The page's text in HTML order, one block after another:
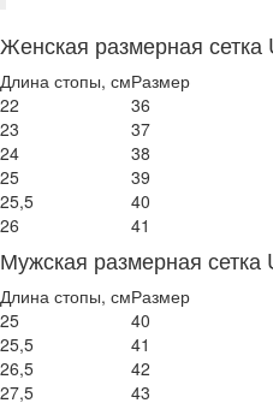
Женская размерная сетка
Длина стопы, смРазмер
22
36
23
37
24
38
25
39
25,5
40
26
41
Мужская размерная сетка
Длина стопы, смРазмер
25
40
25,5
41
26,5
42
27,5
43